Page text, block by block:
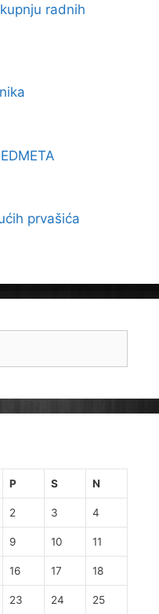
radnih
prvašića
P S N
2 3 4
9 10 11
16 17 18
23 24 25